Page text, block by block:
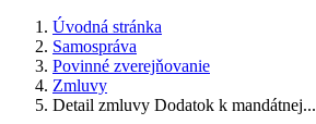
Úvodná stránka
Samospráva
Povinné zverejňovanie
Zmluvy
Detail zmluvy Dodatok k mandátnej...